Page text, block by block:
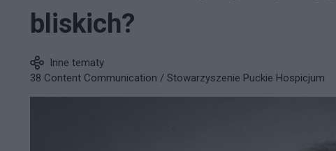
bliskich?
Inne tematy
38 Content Communication / Stowarzyszenie Puckie Hospicjum